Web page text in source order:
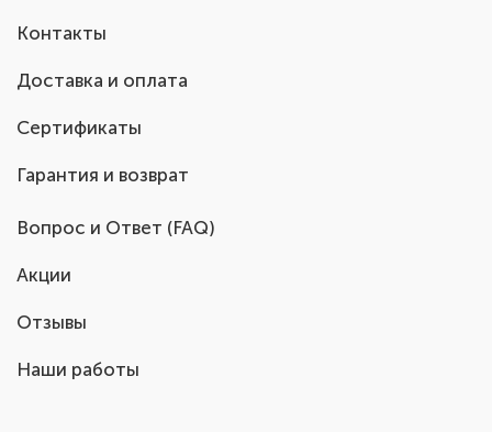
Контакты
Доставка и оплата
Сертификаты
Гарантия и возврат
Вопрос и Ответ (FAQ)
Акции
Отзывы
Наши работы